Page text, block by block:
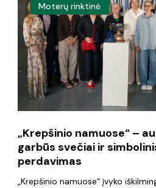
auksinė
rinktinė,
garbūs
svečiai
kamuolio
perdavimas
Moterų rinktinė
„Krepšinio namuose“ –
garbūs svečiai ir
perdavimas
„Krepšinio namuose“ įvyko